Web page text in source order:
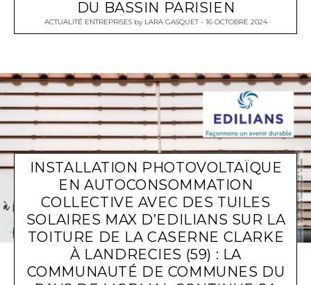
DU BASSIN PARISIEN
ACTUALITÉ ENTREPRISES by LARA GASQUET 16 OCTOBRE 2024
INSTALLATION PHOTOVOLTAÏQUE
EN AUTOCONSOMMATION
COLLECTIVE AVEC DES TUILES
SOLAIRES MAX D’EDILIANS SUR LA
TOITURE DE LA CASERNE CLARKE
À LANDRECIES (59) : LA
COMMUNAUTÉ DE COMMUNES DU